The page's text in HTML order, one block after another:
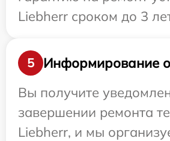
Liebherr сроком до 3
5
Информирование о
Вы получите
завершении ремонта
Liebherr, и мы